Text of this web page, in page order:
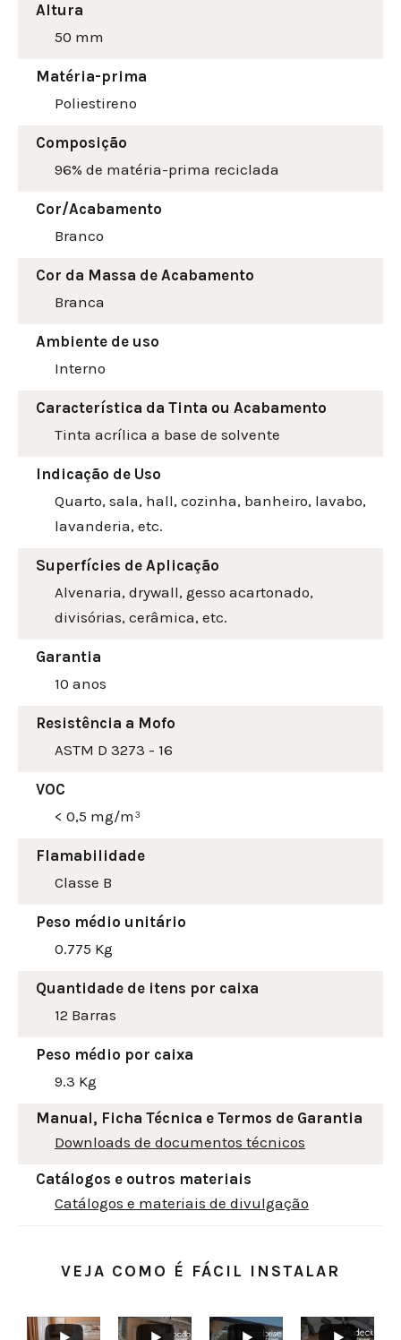
Altura
50 mm
Matéria-prima
Poliestireno
Composição
96% de matéria-prima reciclada
Cor/Acabamento
Branco
Cor da Massa de Acabamento
Branca
Ambiente de uso
Interno
Característica da Tinta ou Acabamento
Tinta acrílica a base de solvente
Indicação de Uso
Quarto, sala, hall, cozinha, banheiro, lavabo,
lavanderia, etc.
Superfícies de Aplicação
Alvenaria, drywall, gesso acartonado,
divisórias, cerâmica, etc.
Garantia
10 anos
Resistência a Mofo
ASTM D 3273 - 16
VOC
< 0,5 mg/m³
Flamabilidade
Classe B
Peso médio unitário
0.775 Kg
Quantidade de itens por caixa
12 Barras
Peso médio por caixa
9.3 Kg
Manual, Ficha Técnica e Termos de Garantia
Downloads de documentos técnicos
Catálogos e outros materiais
Catálogos e materiais de divulgação
VEJA COMO É FÁCIL INSTALAR